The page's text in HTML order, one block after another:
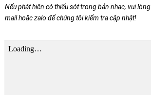
Nếu phát hiện có thiếu sót trong bản nhạc, vui
mail hoặc zalo để chúng tôi kiểm tra cập nhật!